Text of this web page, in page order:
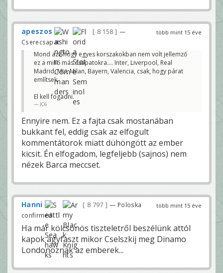
több mint 15 éve
apeszos 8 158
—
Cserecsapat
Mond azt, hogy egyes korszakokban nem volt jellemző
ez a miliő más csapatokra.... Inter, Liverpool, Real
Madrid, MU, Milan, Bayern, Valencia, csak, hogy párat
említsek.
El kell fogadni.
JC6
Ennyire nem. Ez a fajta csak mostanában
bukkant fel, eddig csak az elfogult
kommentátorok miatt dühöngött az ember
kicsit. Én elfogadom, legfeljebb (sajnos) nem
nézek Barca meccset.
több mint 15 éve
Hanni 8 797
— Poloska
confirmed
Ha már kölcsönös tiszteletről beszélünk attól
kapok agyfaszt mikor Cselszkij meg Dinamo
Londonoznak az emberek...